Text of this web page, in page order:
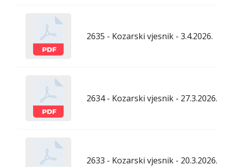
2635 - Kozarski vjesnik - 3.4.2026.
2634 - Kozarski vjesnik - 27.3.2026.
2633 - Kozarski vjesnik - 20.3.2026.